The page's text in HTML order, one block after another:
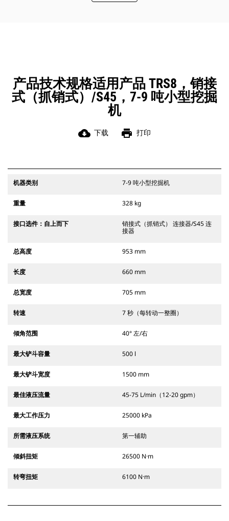
产品技术规格适用产品 TRS8，销接
式（抓销式）/S45，7-9 吨小型挖掘
机
cloud_download 下载 print 打印
机器类别 7-9 吨小型挖掘机
重量 328 kg
接口选件：自上而下
销接式（抓销式） 连接器/S45 连
接器
总高度 953 mm
长度 660 mm
总宽度 705 mm
转速 7 秒（每转动一整圈）
倾角范围 40° 左/右
最大铲斗容量 500 l
最大铲斗宽度 1500 mm
最佳液压流量 45-75 L/min（12-20 gpm）
最大工作压力 25000 kPa
所需液压系统 第一辅助
倾斜扭矩 26500 N·m
转弯扭矩 6100 N·m